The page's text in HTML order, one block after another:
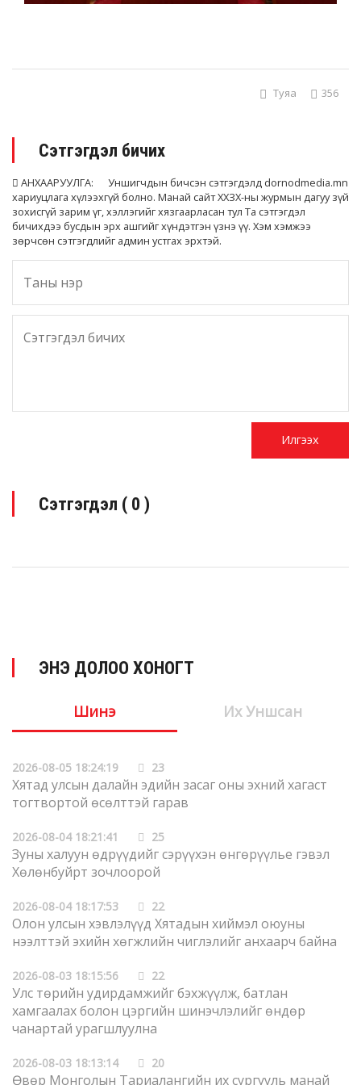
Туяа 356
Сэтгэгдэл бичих
АНХААРУУЛГА: Уншигчдын бичсэн сэтгэгдэлд dornodmedia.mn
хариуцлага хүлээхгүй болно. Манай сайт ХХЗХ-ны журмын дагуу зүй
зохисгүй зарим үг, хэллэгийг хязгаарласан тул Та сэтгэгдэл
бичихдээ бусдын эрх ашгийг хүндэтгэн үзнэ үү. Хэм хэмжээ
зөрчсөн сэтгэгдлийг админ устгах эрхтэй.
Сэтгэгдэл ( 0 )
ЭНЭ ДОЛОО ХОНОГТ
Шинэ Их Уншсан
2026-08-05 18:24:19 23
Хятад улсын далайн эдийн засаг оны эхний хагаст
тогтвортой өсөлттэй гарав
2026-08-04 18:21:41 25
Зуны халуун өдрүүдийг сэрүүхэн өнгөрүүлье гэвэл
Хөлөнбуйрт зочлоорой
2026-08-04 18:17:53 22
Олон улсын хэвлэлүүд Хятадын хиймэл оюуны
нээлттэй эхийн хөгжлийн чиглэлийг анхаарч байна
2026-08-03 18:15:56 22
Улс төрийн удирдамжийг бэхжүүлж, батлан
хамгаалах болон цэргийн шинэчлэлийг өндөр
чанартай урагшлуулна
2026-08-03 18:13:14 20
Өвөр Монголын Тариалангийн их сургууль манай